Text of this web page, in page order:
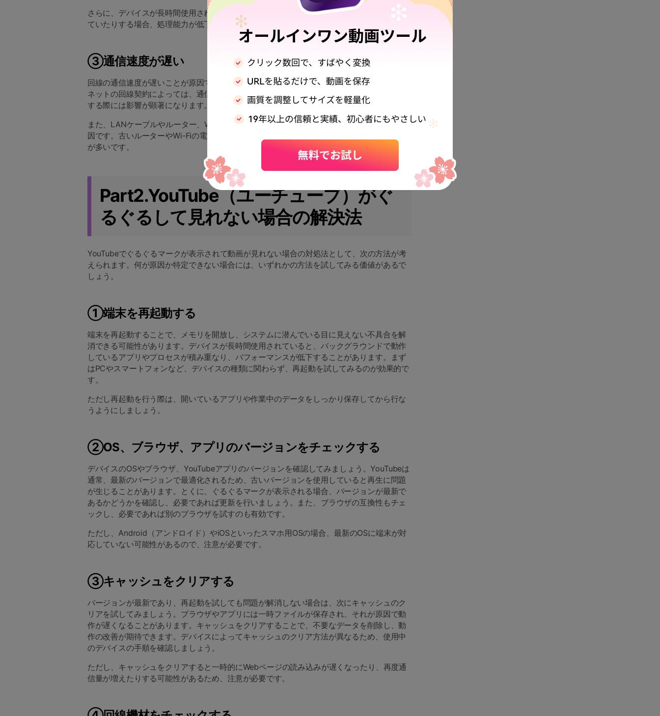
さらに、デバイスが長時間使用されていたり、バックグラウンドで多くのプロセスが動作し
ていたりする場合、処理能力が低下し、動画再生に影響を及ぼしている可能性があります。
③通信速度が遅い
回線の通信速度が遅いことが原因でぐるぐるマークが表示されることがあります。インター
ネットの回線契約によっては、通信速度が十分でない場合もあり、とくに高画質動画を再生
する際には影響が顕著になります。
また、LANケーブルやルーター、Wi-Fi機器の不具合や設定ミスも通信速度に影響を与える要
因です。古いルーターやWi-Fiの電波が弱い場所での利用は、とくに通信が不安定になること
が多いです。
Part2.YouTube（ユーチューブ）がぐ
るぐるして見れない場合の解決法
YouTubeでぐるぐるマークが表示されて動画が見れない場合の対処法として、次の方法が考
えられます。何が原因か特定できない場合には、いずれかの方法を試してみる価値があるで
しょう。
①端末を再起動する
端末を再起動することで、メモリを開放し、システムに潜んでいる目に見えない不具合を解
消できる可能性があります。デバイスが長時間使用されていると、バックグラウンドで動作
しているアプリやプロセスが積み重なり、パフォーマンスが低下することがあります。まず
はPCやスマートフォンなど、デバイスの種類に関わらず、再起動を試してみるのが効果的で
す。
ただし再起動を行う際は、開いているアプリや作業中のデータをしっかり保存してから行な
うようにしましょう。
②OS、ブラウザ、アプリのバージョンをチェックする
デバイスのOSやブラウザ、YouTubeアプリのバージョンを確認してみましょう。YouTubeは
通常、最新のバージョンで最適化されるため、古いバージョンを使用していると再生に問題
が生じることがあります。とくに、ぐるぐるマークが表示される場合、バージョンが最新で
あるかどうかを確認し、必要であれば更新を行いましょう。また、ブラウザの互換性もチェ
ックし、必要であれば別のブラウザを試すのも有効です。
ただし、Android（アンドロイド）やiOSといったスマホ用OSの場合、最新のOSに端末が対
応していない可能性があるので、注意が必要です。
③キャッシュをクリアする
バージョンが最新であり、再起動を試しても問題が解消しない場合は、次にキャッシュのク
リアを試してみましょう。ブラウザやアプリには一時ファイルが保存され、それが原因で動
作が遅くなることがあります。キャッシュをクリアすることで、不要なデータを削除し、動
作の改善が期待できます。デバイスによってキャッシュのクリア方法が異なるため、使用中
のデバイスの手順を確認しましょう。
ただし、キャッシュをクリアすると一時的にWebページの読み込みが遅くなったり、再度通
信量が増えたりする可能性があるため、注意が必要です。